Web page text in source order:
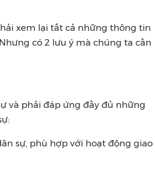
xem lại tất cả những thông tin
có 2 lưu ý mà chúng ta cần
và phải đáp ứng đầy đủ những
sự, phù hợp với hoạt động giao